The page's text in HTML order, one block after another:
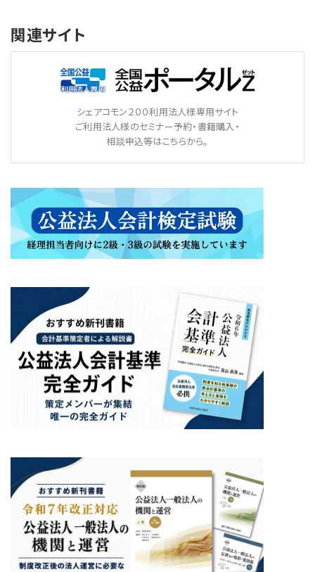
関連サイト
シェアコモン２００利用法人様専用サイト
ご利用法人様のセミナー予約・書籍購入・
相談申込等はこちらから。